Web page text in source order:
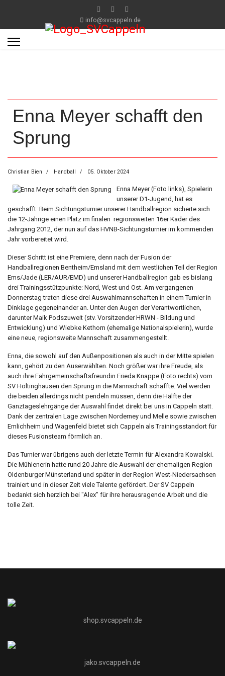
info@svcappeln.de
Enna Meyer schafft den
Sprung
Christian Bien Handball 05. Oktober 2024
Enna Meyer (Foto links), Spielerin
unserer D1-Jugend, hat es
geschafft: Beim Sichtungsturnier unserer Handballregion sicherte sich
die 12-Jährige einen Platz im finalen regionsweiten 16er Kader des
Jahrgang 2012, der nun auf das HVNB-Sichtungsturnier im kommenden
Jahr vorbereitet wird.
Dieser Schritt ist eine Premiere, denn nach der Fusion der
Handballregionen Bentheim/Emsland mit dem westlichen Teil der Region
Ems/Jade (LER/AUR/EMD) und unserer Handballregion gab es bislang
drei Trainingsstützpunkte: Nord, West und Ost. Am vergangenen
Donnerstag traten diese drei Auswahlmannschaften in einem Turnier in
Dinklage gegeneinander an. Unter den Augen der Verantwortlichen,
darunter Maik Podszuweit (stv. Vorsitzender HRWN - Bildung und
Entwicklung) und Wiebke Kethorn (ehemalige Nationalspielerin), wurde
eine neue, regionsweite Mannschaft zusammengestellt.
Enna, die sowohl auf den Außenpositionen als auch in der Mitte spielen
kann, gehört zu den Auserwählten. Noch größer war ihre Freude, als
auch ihre Fahrgemeinschaftsfreundin Frieda Knappe (Foto rechts) vom
SV Höltinghausen den Sprung in die Mannschaft schaffte. Viel werden
die beiden allerdings nicht pendeln müssen, denn die Hälfte der
Ganztageslehrgänge der Auswahl findet direkt bei uns in Cappeln statt.
Dank der zentralen Lage zwischen Norderney und Melle sowie zwischen
Emlichheim und Wagenfeld bietet sich Cappeln als Trainingsstandort für
dieses Fusionsteam förmlich an.
Das Turnier war übrigens auch der letzte Termin für Alexandra Kowalski.
Die Mühlenerin hatte rund 20 Jahre die Auswahl der ehemaligen Region
Oldenburger Münsterland und später in der Region West-Niedersachsen
trainiert und in dieser Zeit viele Talente gefördert. Der SV Cappeln
bedankt sich herzlich bei "Alex" für ihre herausragende Arbeit und die
tolle Zeit.
shop.svcappeln.de
jako.svcappeln.de